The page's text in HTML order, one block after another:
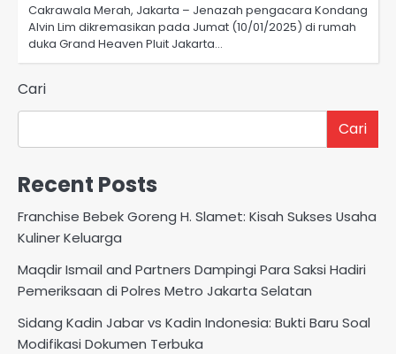
Cakrawala Merah, Jakarta – Jenazah pengacara Kondang
Alvin Lim dikremasikan pada Jumat (10/01/2025) di rumah
duka Grand Heaven Pluit Jakarta…
Cari
Cari
Recent Posts
Franchise Bebek Goreng H. Slamet: Kisah Sukses Usaha
Kuliner Keluarga
Maqdir Ismail and Partners Dampingi Para Saksi Hadiri
Pemeriksaan di Polres Metro Jakarta Selatan
Sidang Kadin Jabar vs Kadin Indonesia: Bukti Baru Soal
Modifikasi Dokumen Terbuka